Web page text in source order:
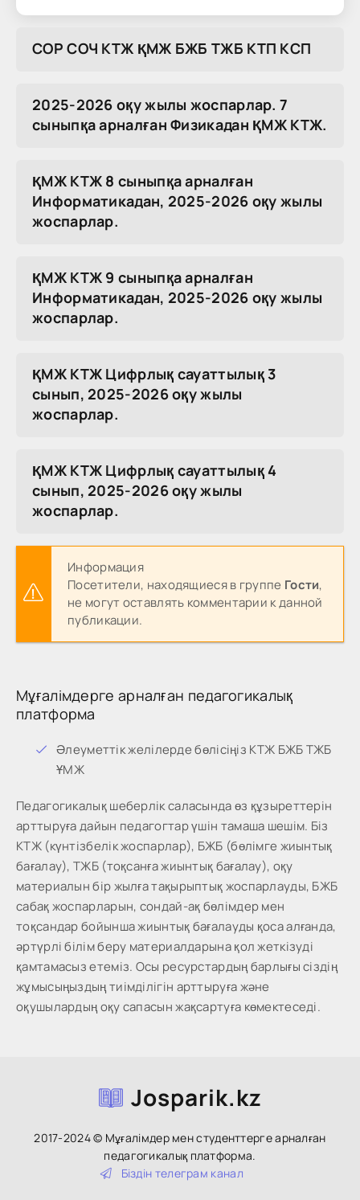
COP COЧ KTЖ ҚMЖ БЖБ TЖБ KTП KCП
2025-2026 оқу жылы жоспарлар. 7
сыныпқа арналған Физикадан ҚМЖ КТЖ.
ҚМЖ КТЖ 8 сыныпқа арналған
Информатикадан, 2025-2026 оқу жылы
жоспарлар.
ҚМЖ КТЖ 9 сыныпқа арналған
Информатикадан, 2025-2026 оқу жылы
жоспарлар.
ҚМЖ КТЖ Цифрлық сауаттылық 3
сынып, 2025-2026 оқу жылы
жоспарлар.
ҚМЖ КТЖ Цифрлық сауаттылық 4
сынып, 2025-2026 оқу жылы
жоспарлар.
Информация
Посетители, находящиеся в группе Гости,
не могут оставлять комментарии к данной
публикации.
Мұғалімдерге арналған педагогикалық
платформа
Әлеуметтік желілерде бөлісіңіз КТЖ БЖБ ТЖБ
ҰМЖ
Педагогикалық шеберлік саласында өз құзыреттерін
арттыруға дайын педагогтар үшін тамаша шешім. Біз
КТЖ (күнтізбелік жоспарлар), БЖБ (бөлімге жиынтық
бағалау), ТЖБ (тоқсанға жиынтық бағалау), оқу
материалын бір жылға тақырыптық жоспарлауды, БЖБ
сабақ жоспарларын, сондай-ақ бөлімдер мен
тоқсандар бойынша жиынтық бағалауды қоса алғанда,
әртүрлі білім беру материалдарына қол жеткізуді
қамтамасыз етеміз. Осы ресурстардың барлығы сіздің
жұмысыңыздың тиімділігін арттыруға және
оқушылардың оқу сапасын жақсартуға көмектеседі.
Josparik.kz
2017-2024 © Мұғалімдер мен студенттерге арналған
педагогикалық платформа.
Біздін тeлeгpaм кaнaл